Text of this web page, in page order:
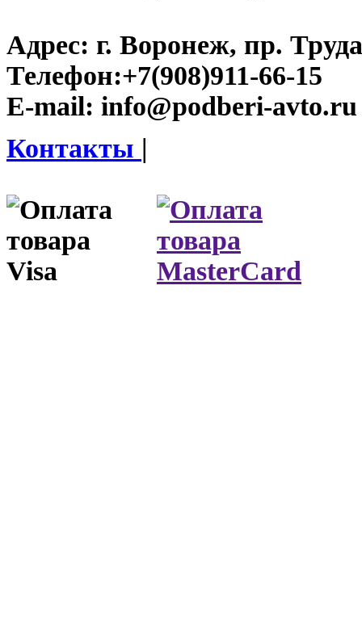
Адрес: г. Воронеж, пр.
Телефон:+7(908)911-66-15
E-mail: info@podberi-avto.ru
Контакты |